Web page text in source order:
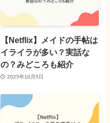
【Netflix】メイドの手帖は
イライラが多い？実話な
の？みどころも紹介
2025年10月5日